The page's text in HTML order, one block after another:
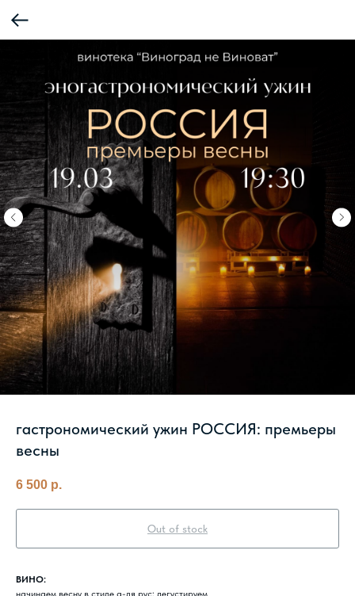
гастрономический ужин РОССИЯ: премьеры
весны
6 500 р.
Out of stock
ВИНО: